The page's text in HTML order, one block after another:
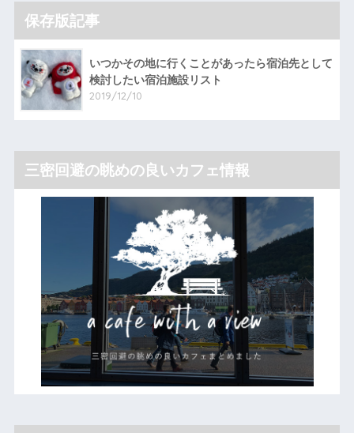
保存版記事
いつかその地に行くことがあったら宿泊先として
検討したい宿泊施設リスト
2019/12/10
三密回避の眺めの良いカフェ情報